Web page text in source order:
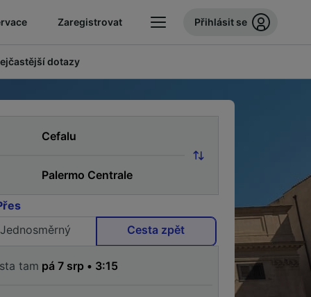
Zaregistrovat Přihlásit se
dotazy
Jednosměrný
Cesta zpět
tam